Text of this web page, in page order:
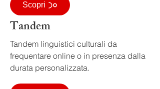
Scopri
Tandem
Tandem linguistici culturali da
frequentare online o in presenza dalla
durata personalizzata.